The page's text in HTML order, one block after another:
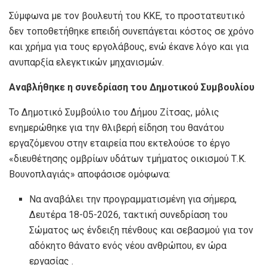
Σύμφωνα με τον βουλευτή του ΚΚΕ, το προστατευτικό
δεν τοποθετήθηκε επειδή συνεπάγεται κόστος σε χρόνο
και χρήμα για τους εργολάβους, ενώ έκανε λόγο και για
ανυπαρξία ελεγκτικών μηχανισμών.
Αναβλήθηκε η συνεδρίαση του Δημοτικού Συμβουλίου
Το Δημοτικό Συμβούλιο του Δήμου Ζίτσας, μόλις
ενημερώθηκε για την θλιβερή είδηση του θανάτου
εργαζόμενου στην εταιρεία που εκτελούσε το έργο
«διευθέτησης ομβρίων υδάτων τμήματος οικισμού Τ.Κ.
Βουνοπλαγιάς» αποφάσισε ομόφωνα:
Να αναβάλει την προγραμματισμένη για σήμερα,
Δευτέρα 18-05-2026, τακτική συνεδρίαση του
Σώματος ως ένδειξη πένθους και σεβασμού για τον
αδόκητο θάνατο ενός νέου ανθρώπου, εν ώρα
εργασίας .